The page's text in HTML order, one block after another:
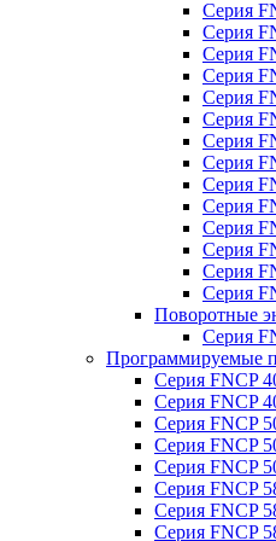
Серия
Серия
Серия
Серия
Серия
Серия
Серия
Серия
Серия
Серия
Серия
Серия
Серия
Серия
Поворотные
Серия
Программируемые
Серия FNCP
Серия FNCP
Серия FNCP
Серия FNCP
Серия FNCP
Серия FNCP
Серия FNCP
Серия FNCP